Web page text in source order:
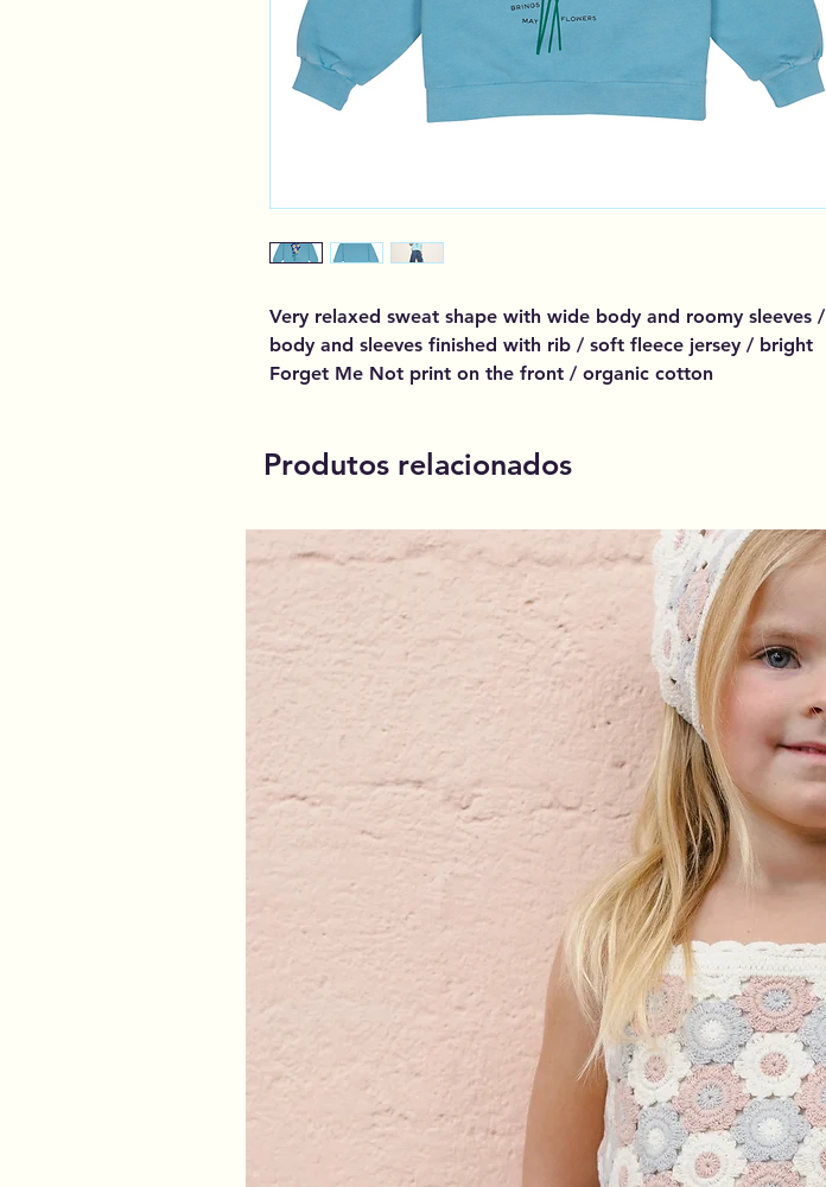
Very relaxed sweat shape with wide body and roomy sleeves /
body and sleeves finished with rib / soft fleece jersey / bright
Forget Me Not print on the front / organic cotton
Produtos relacionados